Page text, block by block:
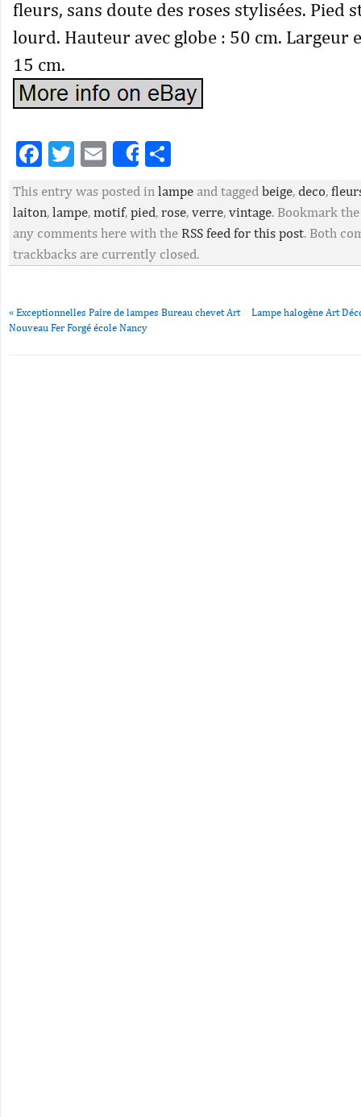
fleurs, sans doute des roses stylisées. Pied
lourd. Hauteur avec globe : 50 cm. Largeur
15 cm.
Facebook
Twitter
EmailShare
This entry was posted in lampe and tagged beige, deco,
laiton, lampe, motif, pied, rose, verre, vintage. Bookmark
any comments here with the RSS feed for this post. Both
trackbacks are currently closed.
« Exceptionnelles Paire de lampes Bureau chevet Art
Nouveau Fer Forgé école Nancy
Lampe halogène Art